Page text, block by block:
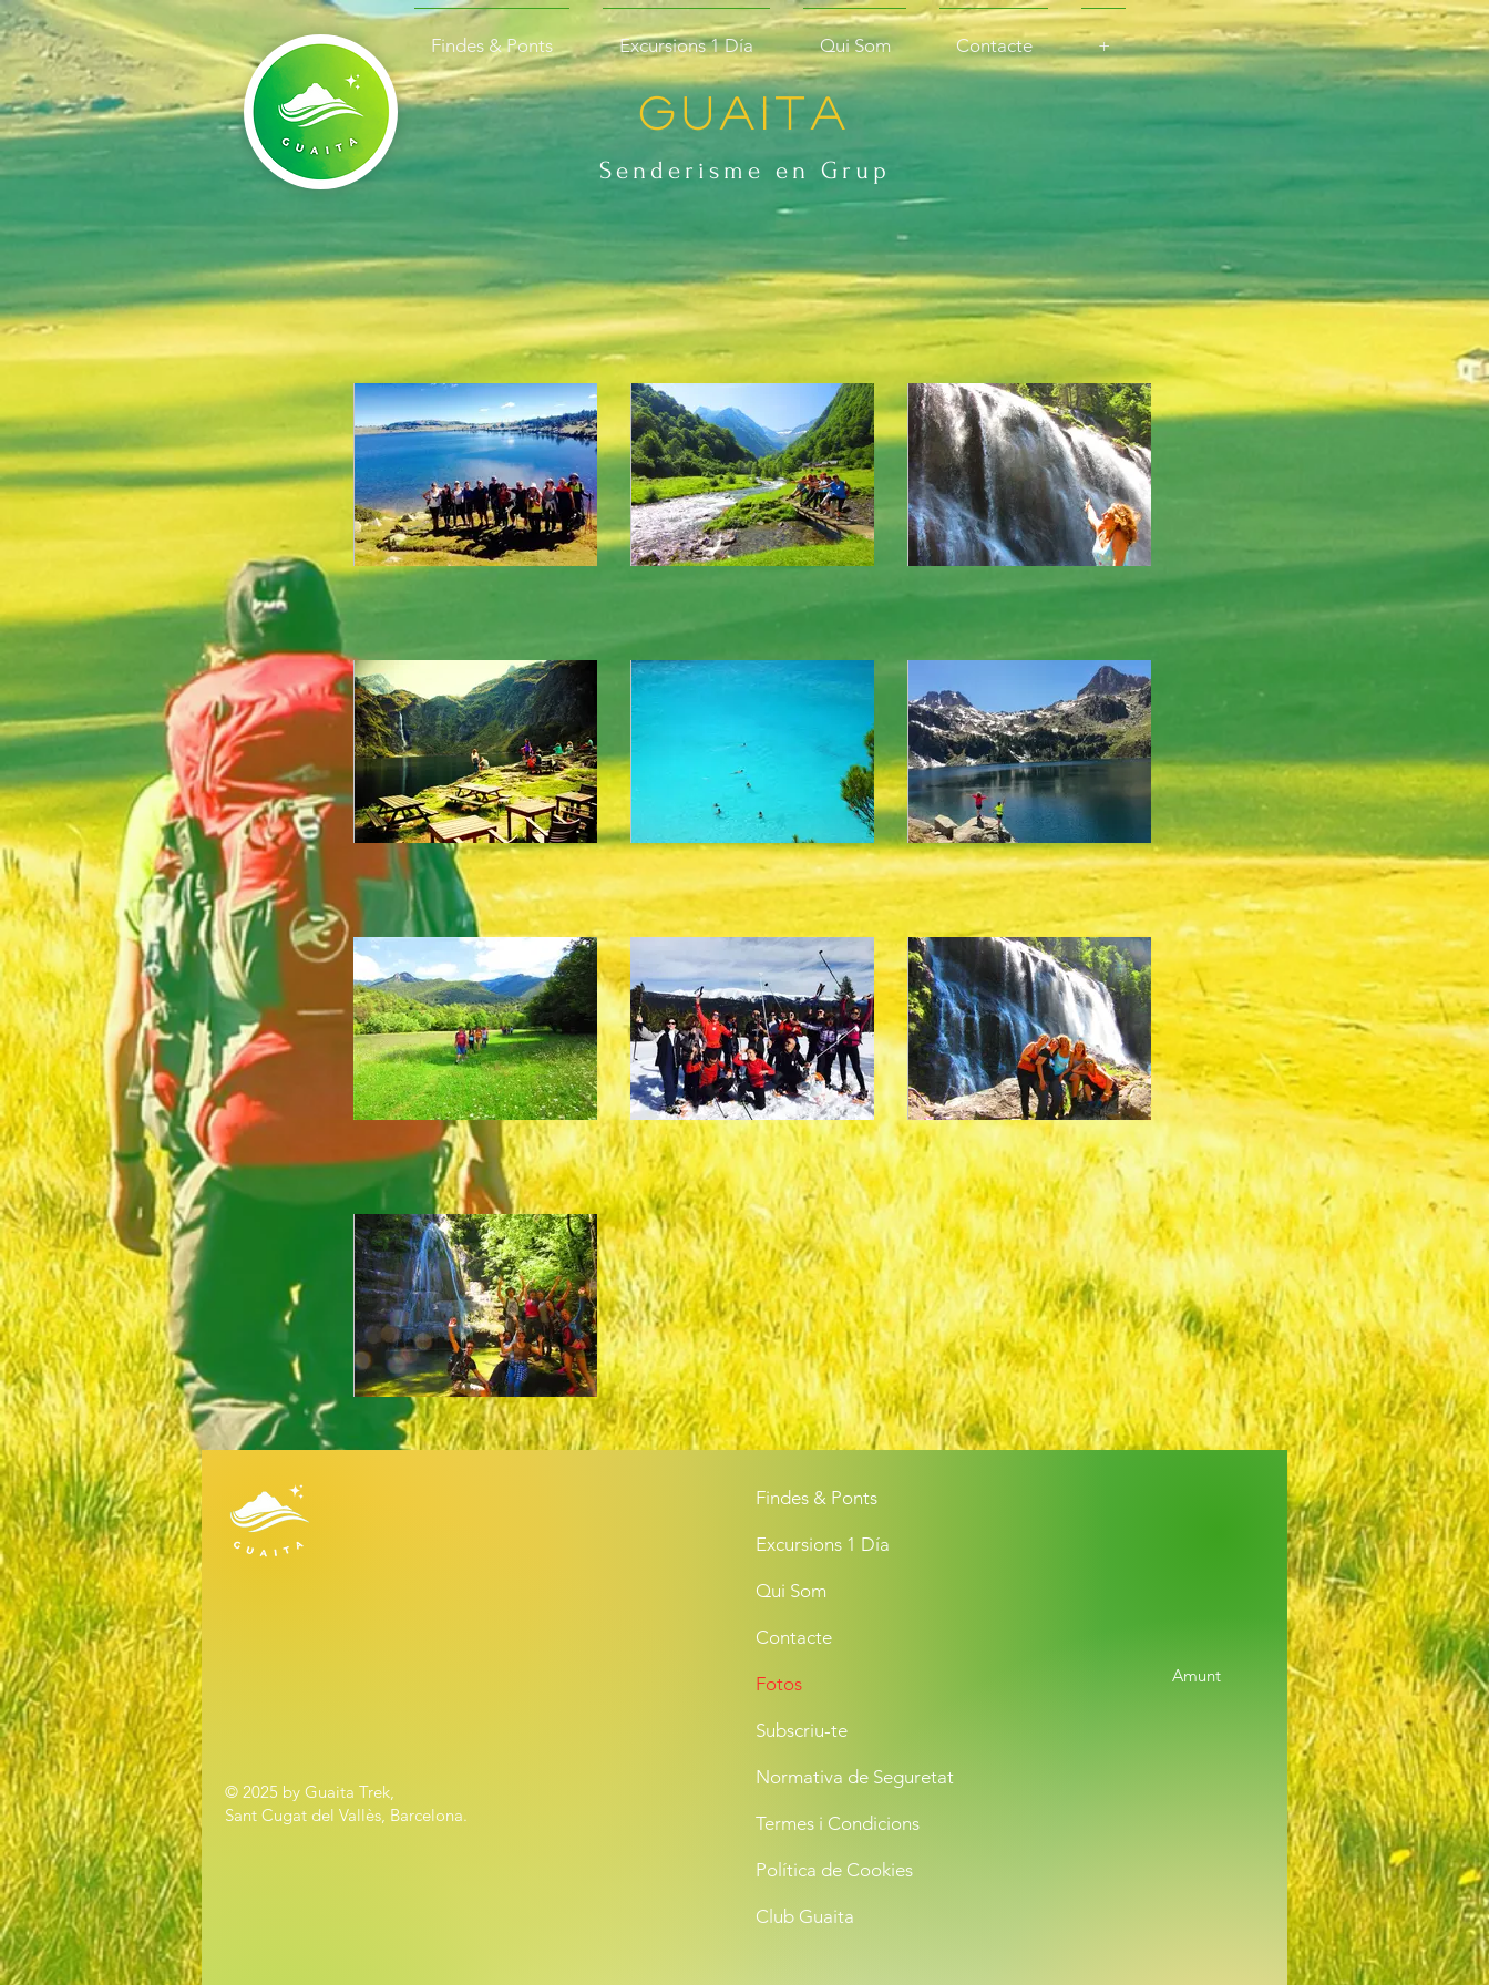
Guaita
Senderisme en Grup
Findes & Ponts Excursions 1 Día Qui Som Contacte +
© 2025 by Guaita Trek,
Sant Cugat del Vallès, Barcelona.
Findes & Ponts
Excursions 1 Día
Qui Som
Contacte
Fotos
Subscriu-te
Normativa de Seguretat
Termes i Condicions
Política de Cookies
Club Guaita
Amunt